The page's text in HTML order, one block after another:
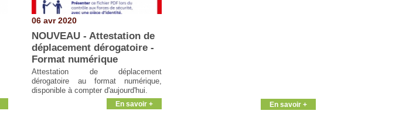
06 avr 2020
NOUVEAU - Attestation de
déplacement dérogatoire -
Format numérique
Attestation de déplacement
dérogatoire au format numérique,
disponible à compter d'aujourd'hui.
En savoir + En savoir +